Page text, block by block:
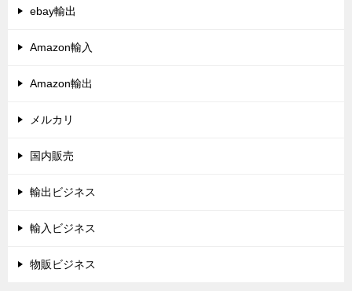
ebay輸出
Amazon輸入
Amazon輸出
メルカリ
国内販売
輸出ビジネス
輸入ビジネス
物販ビジネス